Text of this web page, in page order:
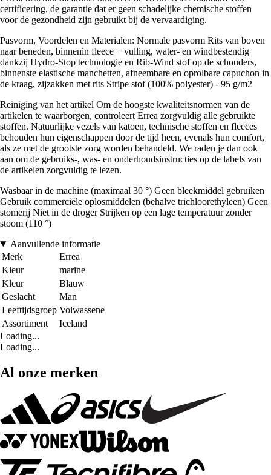
certificering, de garantie dat er geen schadelijke chemische stoffen
voor de gezondheid zijn gebruikt bij de vervaardiging.
Pasvorm, Voordelen en Materialen: Normale pasvorm Rits van boven
naar beneden, binnenin fleece + vulling, water- en windbestendig
dankzij Hydro-Stop technologie en Rib-Wind stof op de schouders,
binnenste elastische manchetten, afneembare en oprolbare capuchon in
de kraag, zijzakken met rits Stripe stof (100% polyester) - 95 g/m2
Reiniging van het artikel Om de hoogste kwaliteitsnormen van de
artikelen te waarborgen, controleert Errea zorgvuldig alle gebruikte
stoffen. Natuurlijke vezels van katoen, technische stoffen en fleeces
behouden hun eigenschappen door de tijd heen, evenals hun comfort,
als ze met de grootste zorg worden behandeld. We raden je dan ook
aan om de gebruiks-, was- en onderhoudsinstructies op de labels van
de artikelen zorgvuldig te lezen.
Wasbaar in de machine (maximaal 30 °) Geen bleekmiddel gebruiken
Gebruik commerciële oplosmiddelen (behalve trichloorethyleen) Geen
stomerij Niet in de droger Strijken op een lage temperatuur zonder
stoom (110 °)
Aanvullende informatie
Merk
Errea
Kleur
marine
Kleur
Blauw
Geslacht
Man
Leeftijdsgroep Volwassene
Assortiment
Iceland
Loading...
Loading...
Al onze merken